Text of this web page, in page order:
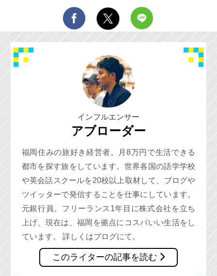
インフルエンサー
アブローダー
福岡住みの旅好き経営者。月8万円で生活できる
都市を探す旅をしています。世界各国の語学学校
や英会話スクールを20校以上取材して、ブログや
ツイッターで発信することを仕事にしています。
元銀行員。フリーランス1年目に株式会社を立ち
上げ、現在は、福岡を拠点にコスパいい生活をし
ています。 詳しくはブログにて。
このライターの記事を読む